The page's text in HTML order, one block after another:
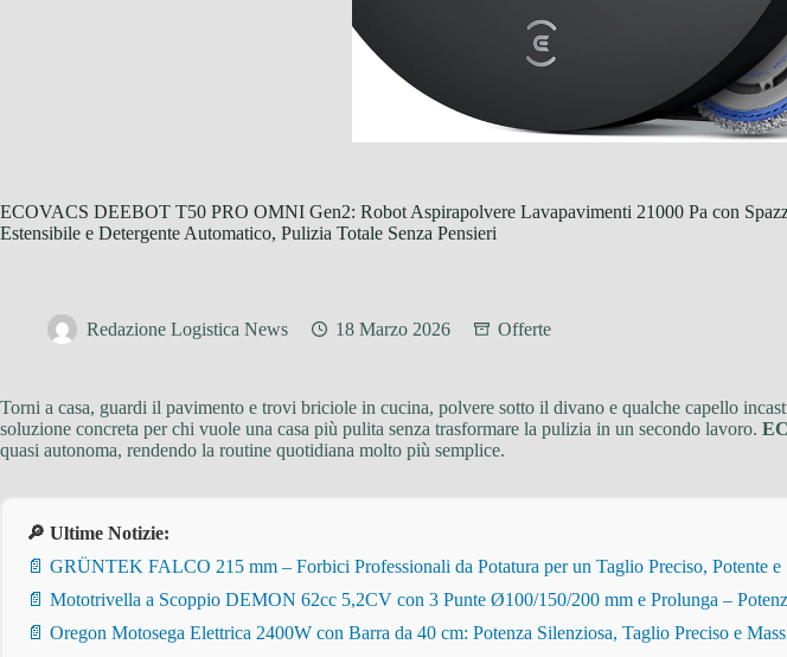
ECOVACS DEEBOT T50 PRO OMNI Gen2: Robot Aspirapolvere Lavapavimenti 21000 Pa con
Estensibile e Detergente Automatico, Pulizia Totale Senza Pensieri
Redazione Logistica News 18 Marzo 2026 Offerte
Torni a casa, guardi il pavimento e trovi briciole in cucina, polvere sotto il divano e qualche capello
soluzione concreta per chi vuole una casa più pulita senza trasformare la pulizia in un secondo lavoro.
quasi autonoma, rendendo la routine quotidiana molto più semplice.
🔎 Ultime Notizie:
📄 GRÜNTEK FALCO 215 mm – Forbici Professionali da Potatura per un Taglio Preciso, Potente
📄 Mototrivella a Scoppio DEMON 62cc 5,2CV con 3 Punte Ø100/150/200 mm e Prolunga –
📄 Oregon Motosega Elettrica 2400W con Barra da 40 cm: Potenza Silenziosa, Taglio Preciso e